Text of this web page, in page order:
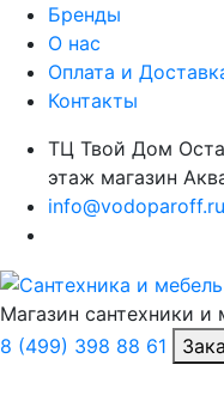
Бренды
О нас
Оплата и
Контакты
ТЦ Твой Дом
этаж магазин
info@vodoparoff.ru
Магазин сантехники и
8 (499) 398 88 61